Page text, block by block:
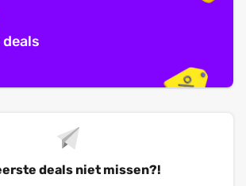
deals niet missen?!